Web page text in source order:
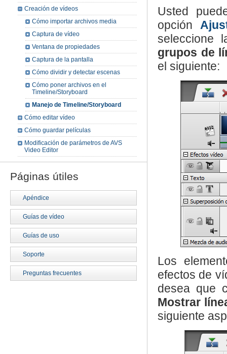
Usted
opción
seleccione
grupos de
el siguiente:
Los
efectos de
desea que
Mostrar
siguiente
Creación de vídeos
Cómo importar archivos media
Captura de vídeo
Ventana de propiedades
Captura de la pantalla
Cómo dividir y detectar escenas
Cómo poner archivos en el
Timeline/Storyboard
Manejo de Timeline/Storyboard
Cómo editar vídeo
Cómo guardar películas
Modificación de parámetros de AVS
Video Editor
Páginas útiles
Apéndice
Guías de vídeo
Guías de uso
Soporte
Preguntas frecuentes